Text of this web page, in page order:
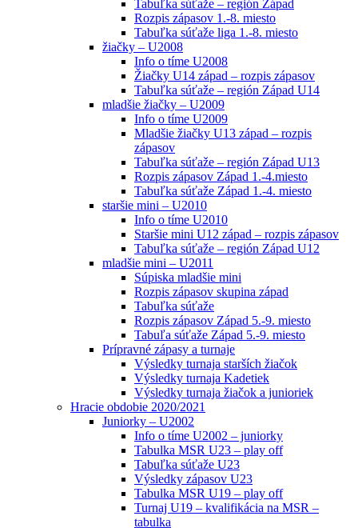
Tabuľka súťaže – región Západ
Rozpis zápasov 1.-8. miesto
Tabuľka súťaže liga 1.-8. miesto
žiačky – U2008
Info o tíme U2008
Žiačky U14 západ – rozpis zápasov
Tabuľka súťaže – región Západ U14
mladšie žiačky – U2009
Info o tíme U2009
Mladšie žiačky U13 západ – rozpis
zápasov
Tabuľka súťaže – región Západ U13
Rozpis zápasov Západ 1.-4.miesto
Tabuľka súťaže Západ 1.-4. miesto
staršie mini – U2010
Info o tíme U2010
Staršie mini U12 západ – rozpis zápasov
Tabuľka súťaže – región Západ U12
mladšie mini – U2011
Súpiska mladšie mini
Rozpis zápasov skupina západ
Tabuľka súťaže
Rozpis zápasov Západ 5.-9. miesto
Tabuľa súťaže Západ 5.-9. miesto
Prípravné zápasy a turnaje
Výsledky turnaja starších žiačok
Výsledky turnaja Kadetiek
Výsledky turnaja žiačok a junioriek
Hracie obdobie 2020/2021
Juniorky – U2002
Info o tíme U2002 – juniorky
Tabulka MSR U23 – play off
Tabuľka súťaže U23
Výsledky zápasov U23
Tabulka MSR U19 – play off
Turnaj U19 – kvalifikácia na MSR –
tabulka